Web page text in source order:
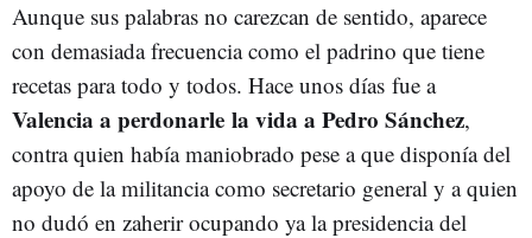
Aunque sus palabras no carezcan de sentido, aparece
con demasiada frecuencia como el padrino que tiene
recetas para todo y todos. Hace unos días fue a
Valencia a perdonarle la vida a Pedro Sánchez,
contra quien había maniobrado pese a que disponía del
apoyo de la militancia como secretario general y a quien
no dudó en zaherir ocupando ya la presidencia del